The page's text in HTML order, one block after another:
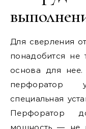
Для сверления
понадобится
основа для
перфоратор
специальная
Перфоратор